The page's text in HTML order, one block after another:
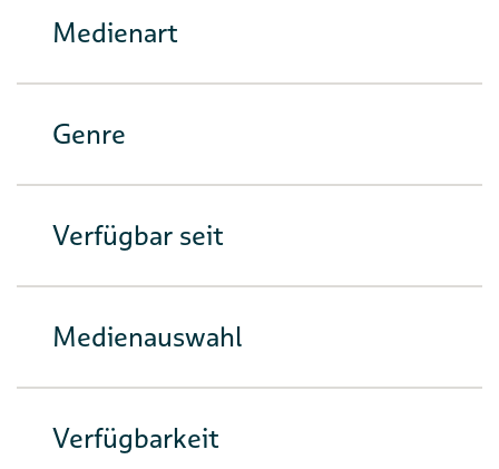
Medienart
Genre
Verfügbar seit
Medienauswahl
Verfügbarkeit